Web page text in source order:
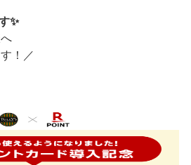
✨
！／
フードも続々登場です♪
の訪 ···